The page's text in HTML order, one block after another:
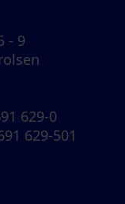
- 9
629-0
629-501